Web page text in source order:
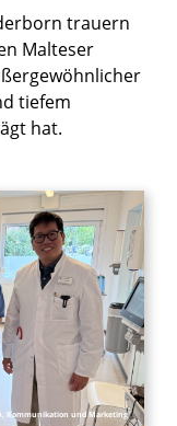
trauern
Malteser
tiefem
hat.
Kommunikation und Marketing